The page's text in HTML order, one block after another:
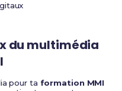
du multimédia
pour ta formation MMI